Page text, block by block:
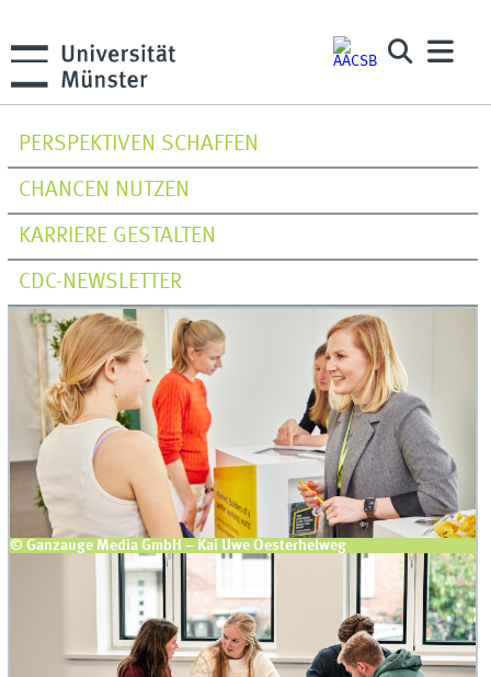
PERSPEKTIVEN SCHAFFEN
CHANCEN NUTZEN
KARRIERE GESTALTEN
CDC-NEWSLETTER
© Ganzauge Media GmbH – Kai Uwe Oesterhelweg